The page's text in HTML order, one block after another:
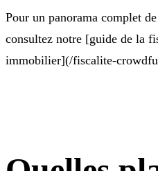
Pour un panorama complet
consultez notre [guide de la
immobilier](/fiscalite-